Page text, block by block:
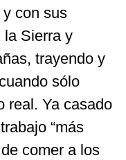
con sus
la Sierra y
trayendo y
sólo
real. Ya casado
“más
comer a los